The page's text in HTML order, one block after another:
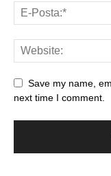
Save my name,
next time I comment.